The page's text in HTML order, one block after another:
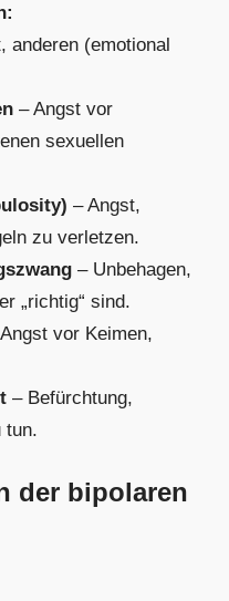
anderen (emotional
– Angst vor
sexuellen
– Angst,
zu verletzen.
– Unbehagen,
„richtig“ sind.
vor Keimen,
– Befürchtung,
tun.
der bipolaren